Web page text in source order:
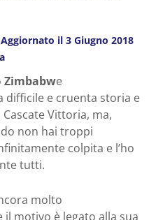
Aggiornato il 3 Giugno 2018
Zimbabwe
difficile e cruenta storia e
Vittoria, ma,
non hai troppi
colpita e l’ho
tutti.
molto
motivo è legato alla sua